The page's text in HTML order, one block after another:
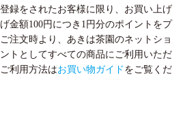
お得な送料無料セットもご用意して
時期だけの美味しいお菓子やお惣
えております。楽しいお茶の時間の
い。（2025年6月2日AM9時迄）
ル商品はこちら
こちら
録をされたお客様に限り、お買い上げ
金額100円につき1円分のポイントをプ
注文時より、あきは茶園のネットショ
トとしてすべての商品にご利用いただ
利用方法はお買い物ガイド をご覧くだ